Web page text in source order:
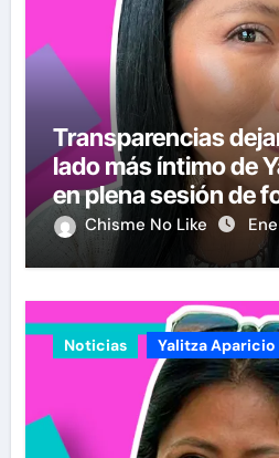
Transparencias
lado más íntimo de
en plena sesión de
Chisme No Like
Noticias Yalitza Aparicio